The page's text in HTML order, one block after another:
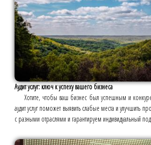
Аудит услуг: ключ к успеху вашего бизнеса
Хотите, чтобы ваш бизнес был успешным и
аудит услуг поможет выявить слабые места и улучшить
с разными отраслями и гарантируем индивидуальный